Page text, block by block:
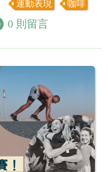
運動表現 咖啡
0 則留言